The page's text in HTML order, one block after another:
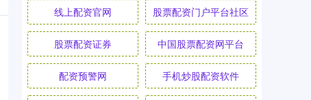
线上配资官网 股票配资门户平台社区
股票配资证券 中国股票配资网平台
配资预警网 手机炒股配资软件